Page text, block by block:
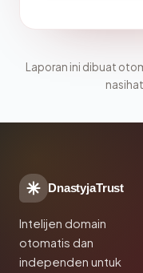
Laporan ini dibuat
DnastyjaTrust
Intelijen domain
otomatis dan
independen untuk